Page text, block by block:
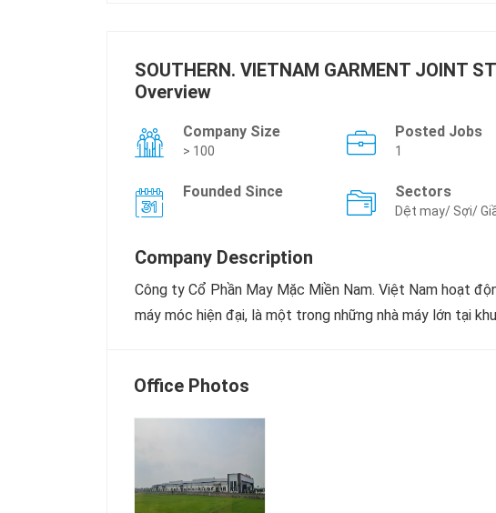
SOUTHERN. VIETNAM GARMENT JOINT
Overview
Company Size
> 100
Posted Jobs
1
Founded Since Sectors
Dệt may/ Sợi/
Company Description
Công ty Cổ Phần May Mặc Miền Nam. Việt Nam hoạt
máy móc hiện đại, là một trong những nhà máy lớn tại
Office Photos